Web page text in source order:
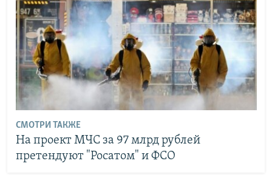
СМОТРИ ТАКЖЕ
На проект МЧС за 97 млрд рублей
претендуют "Росатом" и ФСО